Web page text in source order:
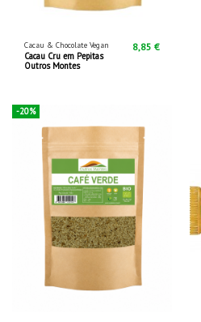
Cacau & Chocolate Vegan
Cacau Cru em Pepitas
Outros Montes
8,85 €
-20%